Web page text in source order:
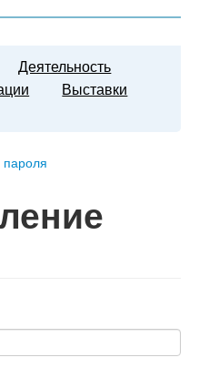
Деятельность
Выставки
пароля